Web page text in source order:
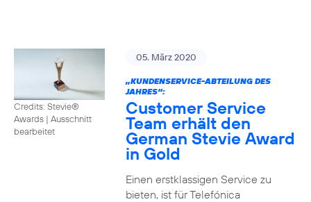
Credits: Stevie®
Awards | Ausschnitt
bearbeitet
05. März 2020
„KUNDENSERVICE-ABTEILUNG DES
JAHRES“:
Customer Service
Team erhält den
German Stevie Award
in Gold
Einen erstklassigen Service zu
bieten, ist für Telefónica